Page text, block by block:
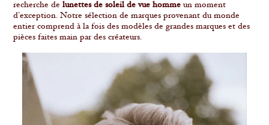
recherche delunettes de soleil de vue homme un moment
d’exception. Notre sélection de marques provenant du monde
entier comprend à la fois des modèles de grandes marques et des
pièces faites main par des créateurs.